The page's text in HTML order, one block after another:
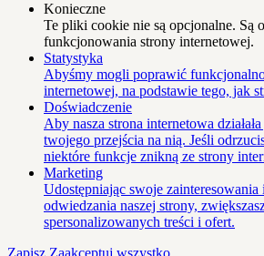
Konieczne
Te pliki cookie nie są opcjonalne. Są
funkcjonowania strony internetowej.
Statystyka
Abyśmy mogli poprawić
internetowej, na podstawie tego, jak
Doświadczenie
Aby nasza strona internetowa
twojego przejścia na nią. Jeśli
niektóre funkcje znikną ze strony
Marketing
Udostępniając swoje zainteresowania
odwiedzania naszej strony,
spersonalizowanych treści i ofert.